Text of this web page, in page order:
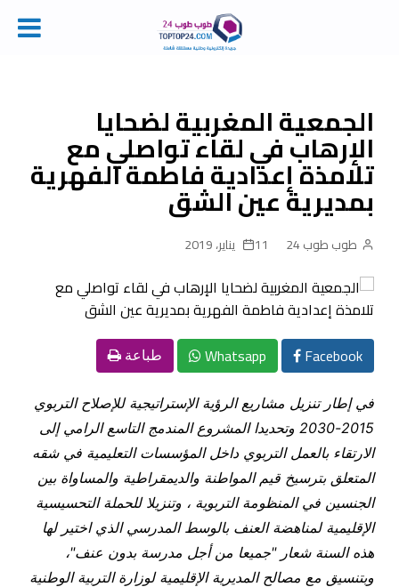
contentالجمعية المغربية لضحايا
الإرهاب في لقاء تواصلي مع
تلامذة إعدادية فاطمة الفهرية
بمديرية عين الشق
طوب طوب 24 11 يناير، 2019
Facebook
Whatsapp طباعة
في إطار تنزيل مشاريع الرؤية الإستراتيجية للإصلاح التربوي
2015-2030
وتحديدا المشروع المندمج التاسع الرامي إلى
الارتقاء بالعمل التربوي داخل المؤسسات التعليمية في شقه
المتعلق بترسيخ قيم المواطنة والديمقراطية والمساواة بين
الجنسين في المنظومة التربوية ، وتنزيلا للحملة التحسيسية
الإقليمية لمناهضة العنف بالوسط المدرسي الذي اختير لها
هذه السنة شعار"جميعا من أجل مدرسة بدون عنف"،
وبتنسيق مع مصالح المديرية الإقليمية لوزارة التربية الوطنية